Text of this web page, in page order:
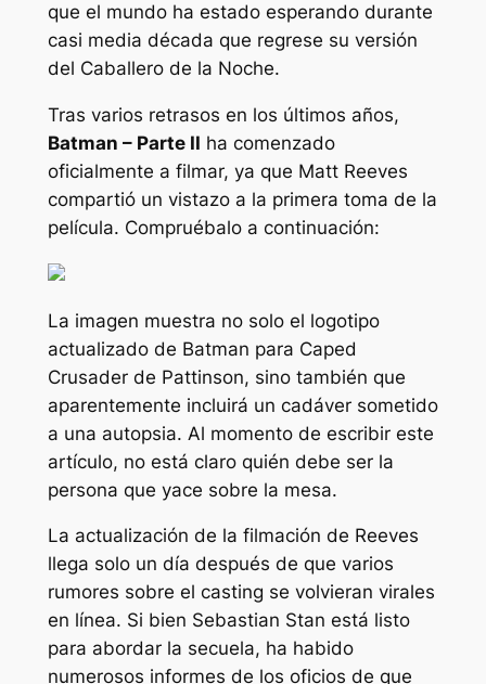
que el mundo ha estado esperando durante
casi media década que regrese su versión
del Caballero de la Noche.
Tras varios retrasos en los últimos años,
Batman – Parte II ha comenzado
oficialmente a filmar, ya que Matt Reeves
compartió un vistazo a la primera toma de la
película. Compruébalo a continuación:
La imagen muestra no solo el logotipo
actualizado de Batman para Caped
Crusader de Pattinson, sino también que
aparentemente incluirá un cadáver sometido
a una autopsia. Al momento de escribir este
artículo, no está claro quién debe ser la
persona que yace sobre la mesa.
La actualización de la filmación de Reeves
llega solo un día después de que varios
rumores sobre el casting se volvieran virales
en línea. Si bien Sebastian Stan está listo
para abordar la secuela, ha habido
numerosos informes de los oficios de que